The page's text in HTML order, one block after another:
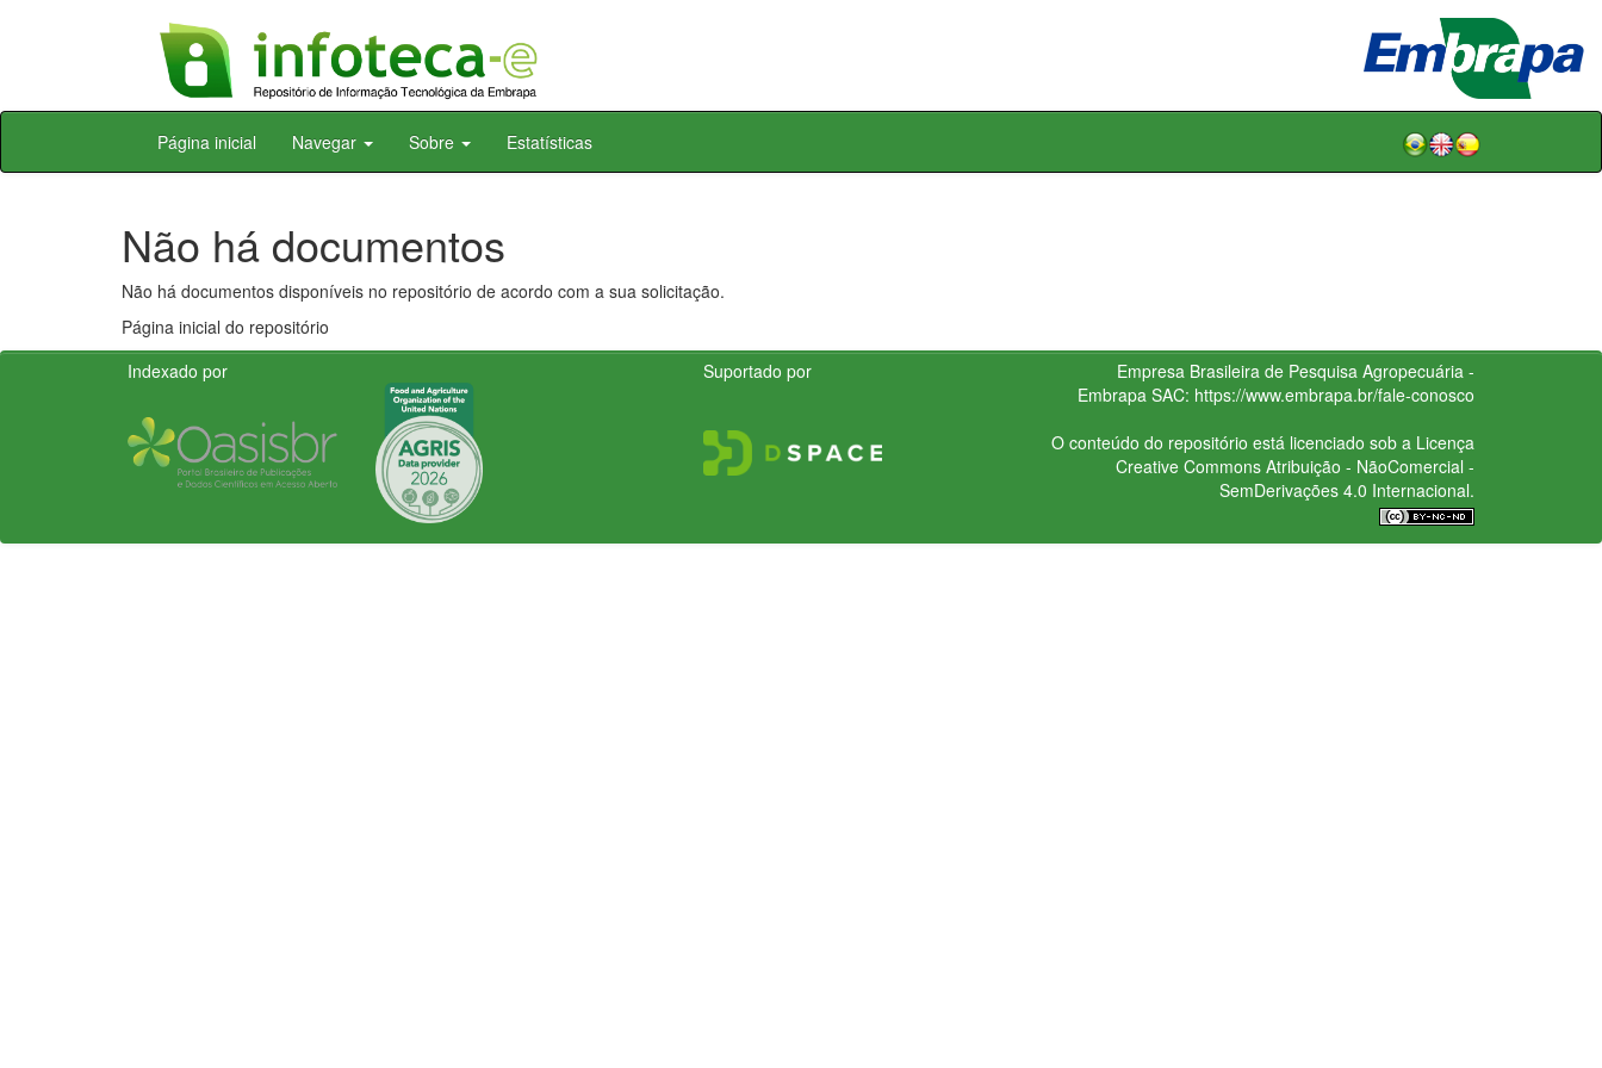
Skip
Página inicial Navegar Sobre Estatísticas
Não há documentos
Não há documentos disponíveis no repositório de acordo com a sua solicitação.
Página inicial do repositório
Indexado por
Suportado por
Empresa Brasileira de Pesquisa Agropecuária -
Embrapa SAC: https://www.embrapa.br/fale-conosco
O conteúdo do repositório está licenciado sob a Licença
Creative CommonsAtribuição - NãoComercial -
SemDerivações 4.0 Internacional.